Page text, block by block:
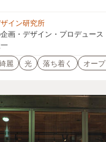
イン研究所
画・デザイン・プロデュース
麗 光 落ち着く オー